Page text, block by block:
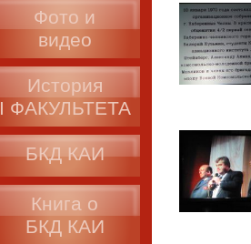
Фото и
видео
История
I ФАКУЛЬТЕТА
БКД КАИ
Книга о
БКД КАИ